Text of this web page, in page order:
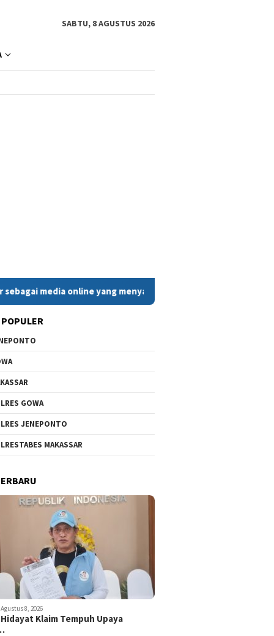
SABTU, 8 AGUSTUS 2026
online yang menyajikan berita cepat, faktual, dan
GOWA
JENEPONTO
MAKASSAR
Agustus 8, 2026
Klaim Tempuh Upaya